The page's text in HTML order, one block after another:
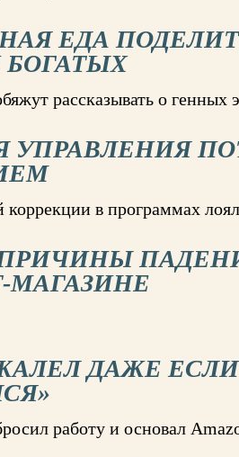
ЕДА
рассказывать о генных
УПРАВЛЕНИЯ
в программах
МАГАЗИНЕ
ДАЖЕ ЕСЛИ
работу и основал